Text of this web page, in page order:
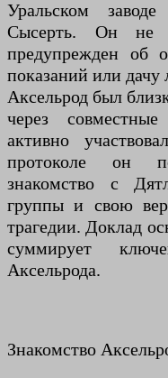
Уральском
Сысерть. Он не
предупрежден об
показаний или
Аксельрод был
через
активно
протоколе он
знакомство с
группы и свою
трагедии. Доклад
суммирует
Аксельрода.
Знакомство